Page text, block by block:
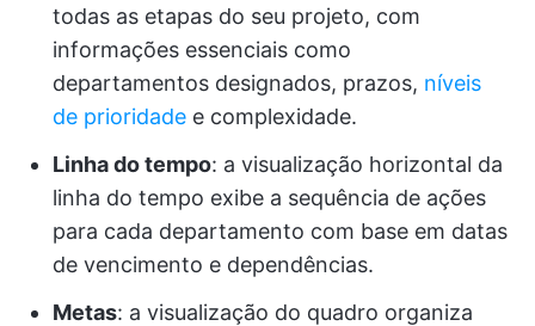
todas as etapas do seu projeto, com
informações essenciais como
departamentos designados, prazos, níveis
de prioridade e complexidade.
Linha do tempo: a visualização horizontal da
linha do tempo exibe a sequência de ações
para cada departamento com base em datas
de vencimento e dependências.
Metas: a visualização do quadro organiza